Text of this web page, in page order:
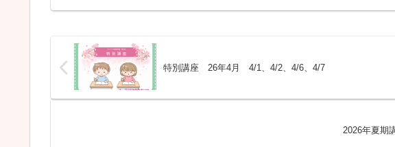
特別講座 26年4月 4/1、4/2、4/6、4/7
2026年夏期